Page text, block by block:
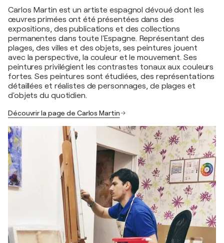
Carlos Martin est un artiste espagnol dévoué dont les
œuvres primées ont été présentées dans des
expositions, des publications et des collections
permanentes dans toute l'Espagne. Représentant des
plages, des villes et des objets, ses peintures jouent
avec la perspective, la couleur et le mouvement. Ses
peintures privilégient les contrastes tonaux aux couleurs
fortes. Ses peintures sont étudiées, des représentations
détaillées et réalistes de personnages, de plages et
d'objets du quotidien.
Découvrir la page de Carlos Martin